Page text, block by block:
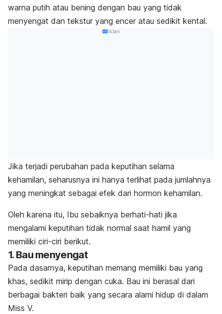
warna putih atau bening dengan bau yang tidak
menyengat dan tekstur yang encer atau sedikit kental.
Iklan
Jika terjadi perubahan pada keputihan selama
kehamilan, seharusnya ini hanya terlihat pada jumlahnya
yang meningkat sebagai efek dari hormon kehamilan.
Oleh karena itu, Ibu sebaiknya berhati-hati jika
mengalami keputihan tidak normal saat hamil yang
memiliki ciri-ciri berikut.
1. Bau menyengat
Pada dasarnya, keputihan memang memiliki bau yang
khas, sedikit mirip dengan cuka. Bau ini berasal dari
berbagai bakteri baik yang secara alami hidup di dalam
Miss V.